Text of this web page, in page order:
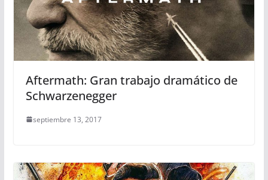
Aftermath: Gran trabajo dramático de
Schwarzenegger
septiembre 13, 2017